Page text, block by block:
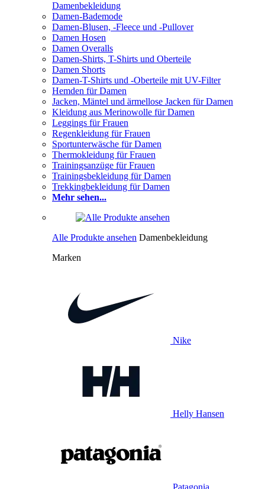
Damenbekleidung
Damen-Bademode
Damen-Blusen, -Fleece und -Pullover
Damen Hosen
Damen Overalls
Damen-Shirts, T-Shirts und Oberteile
Damen Shorts
Damen-T-Shirts und -Oberteile mit UV-Filter
Hemden für Damen
Jacken, Mäntel und ärmellose Jacken für Damen
Kleidung aus Merinowolle für Damen
Leggings für Frauen
Regenkleidung für Frauen
Sportunterwäsche für Damen
Thermokleidung für Frauen
Trainingsanzüge für Frauen
Trainingsbekleidung für Damen
Trekkingbekleidung für Damen
Mehr sehen...
Alle Produkte ansehen Damenbekleidung
Marken
Nike
Helly Hansen
Patagonia